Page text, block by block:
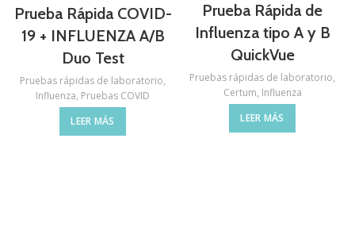
Prueba Rápida COVID-
19 + INFLUENZA A/B
Duo Test
Pruebas rápidas de laboratorio,
Influenza, Pruebas COVID
LEER MÁS
Prueba Rápida de
Influenza tipo A y B
QuickVue
Pruebas rápidas de laboratorio,
Certum, Influenza
LEER MÁS